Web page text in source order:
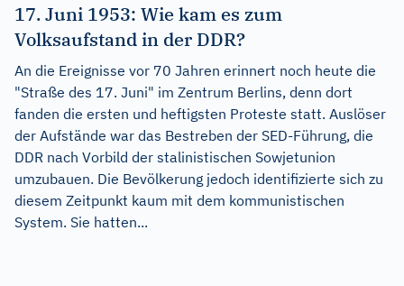
17. Juni 1953: Wie kam es zum
Volksaufstand in der DDR?
An die Ereignisse vor 70 Jahren erinnert noch heute die
"Straße des 17. Juni" im Zentrum Berlins, denn dort
fanden die ersten und heftigsten Proteste statt. Auslöser
der Aufstände war das Bestreben der SED-Führung, die
DDR nach Vorbild der stalinistischen Sowjetunion
umzubauen. Die Bevölkerung jedoch identifizierte sich zu
diesem Zeitpunkt kaum mit dem kommunistischen
System. Sie hatten...